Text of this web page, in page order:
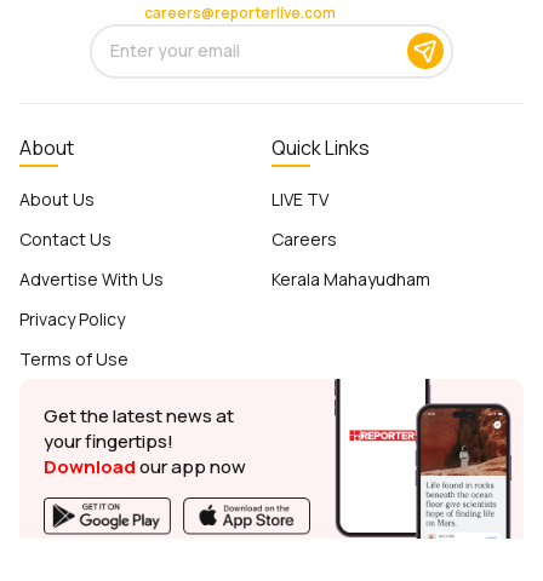
careers@reporterlive.com
About
About Us
Contact Us
Advertise With Us
Privacy Policy
Terms of Use
Quick Links
LIVE TV
Careers
Kerala Mahayudham
Get the latest news at
your fingertips!
Downloadour app now